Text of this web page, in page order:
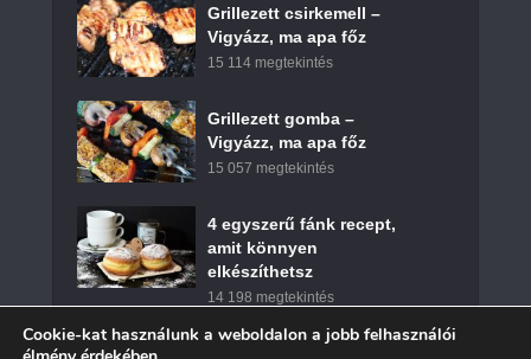
Grillezett csirkemell –
Vigyázz, ma apa főz
15 114 megtekintés
Grillezett gomba –
Vigyázz, ma apa főz
15 057 megtekintés
4 egyszerű fánk recept,
amit könnyen
elkészíthetsz
14 198 megtekintés
Cookie-kat használunk a weboldalon a jobb felhasználói